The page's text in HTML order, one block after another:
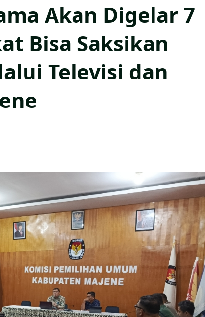
Akan Digelar 7
Bisa Saksikan
Televisi dan